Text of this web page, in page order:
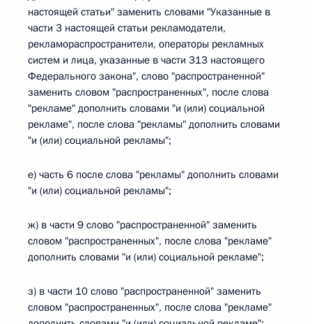
настоящей статьи" заменить словами "Указанные в
части 3 настоящей статьи рекламодатели,
рекламораспространители, операторы рекламных
систем и лица, указанные в части 313 настоящего
Федерального закона", слово "распространенной"
заменить словом "распространенных", после слова
"рекламе" дополнить словами "и (или) социальной
рекламе", после слова "рекламы" дополнить словами
"и (или) социальной рекламы";
е) часть 6 после слова "рекламы" дополнить словами
"и (или) социальной рекламы";
ж) в части 9 слово "распространенной" заменить
словом "распространенных", после слова "рекламе"
дополнить словами "и (или) социальной рекламе";
з) в части 10 слово "распространенной" заменить
словом "распространенных", после слова "рекламе"